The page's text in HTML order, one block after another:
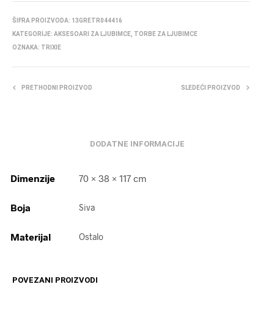
ŠIFRA PROIZVODA: 13GRETR044416
KATEGORIJE: AKSESOARI ZA LJUBIMCE TORBE ZA LJUBIMCE
OZNAKA: TRIXIE
PRETHODNI PROIZVOD SLEDEĆI PROIZVOD
DODATNE INFORMACIJE
Dimenzije 70 × 38 × 117 cm
Boja Siva
Materijal Ostalo
POVEZANI PROIZVODI